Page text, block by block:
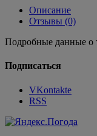
Описание
Отзывы (0)
Подробные данные о
Подписаться
VKontakte
RSS